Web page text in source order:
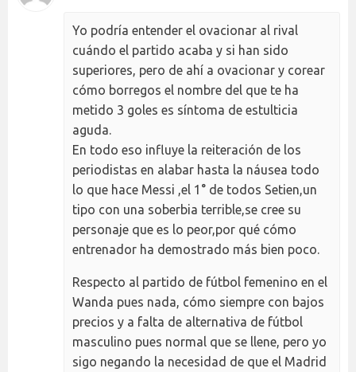
Yo podría entender el ovacionar al rival
cuándo el partido acaba y si han sido
superiores, pero de ahí a ovacionar y corear
cómo borregos el nombre del que te ha
metido 3 goles es síntoma de estulticia
aguda.
En todo eso influye la reiteración de los
periodistas en alabar hasta la náusea todo
lo que hace Messi ,el 1° de todos Setien,un
tipo con una soberbia terrible,se cree su
personaje que es lo peor,por qué cómo
entrenador ha demostrado más bien poco.
Respecto al partido de fútbol femenino en el
Wanda pues nada, cómo siempre con bajos
precios y a falta de alternativa de fútbol
masculino pues normal que se llene, pero yo
sigo negando la necesidad de que el Madrid